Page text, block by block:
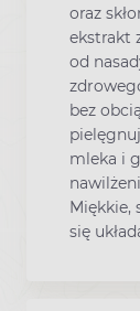
oraz
ekstrakt
od
bez
mleka i
Miękkie,
się